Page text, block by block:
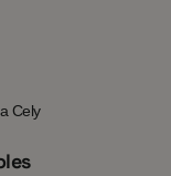
Cely